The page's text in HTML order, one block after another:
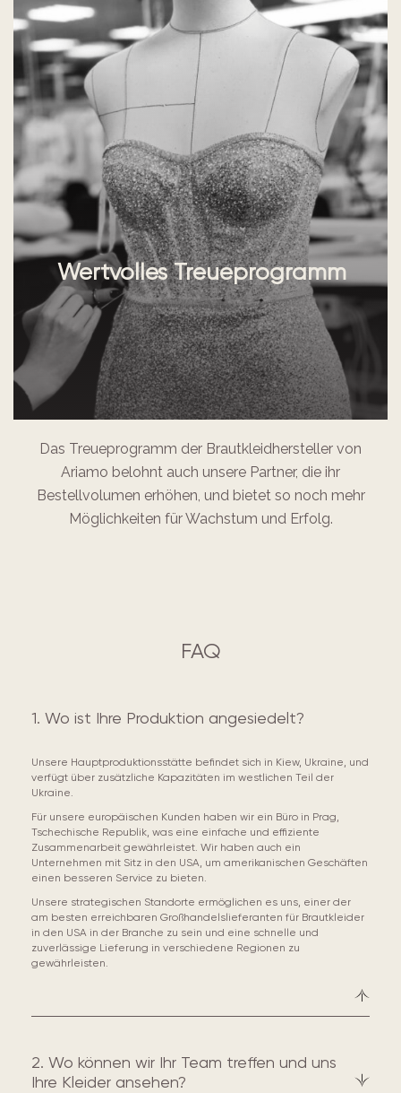
Wertvolles Treueprogramm
Das Treueprogramm der Brautkleidhersteller von
Ariamo belohnt auch unsere Partner, die ihr
Bestellvolumen erhöhen, und bietet so noch mehr
Möglichkeiten für Wachstum und Erfolg.
FAQ
1. Wo ist Ihre Produktion angesiedelt?
Unsere Hauptproduktionsstätte befindet sich in Kiew, Ukraine, und
verfügt über zusätzliche Kapazitäten im westlichen Teil der
Ukraine.
Für unsere europäischen Kunden haben wir ein Büro in Prag,
Tschechische Republik, was eine einfache und effiziente
Zusammenarbeit gewährleistet. Wir haben auch ein
Unternehmen mit Sitz in den USA, um amerikanischen Geschäften
einen besseren Service zu bieten.
Unsere strategischen Standorte ermöglichen es uns, einer der
am besten erreichbaren Großhandelslieferanten für Brautkleider
in den USA in der Branche zu sein und eine schnelle und
zuverlässige Lieferung in verschiedene Regionen zu
gewährleisten.
2. Wo können wir Ihr Team treffen und uns
Ihre Kleider ansehen?